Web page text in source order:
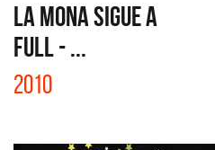
LA MONA SIGUE A
FULL - ...
2010